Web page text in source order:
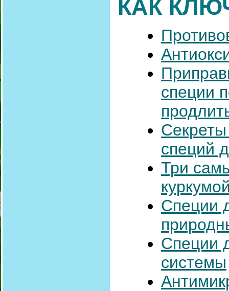
КАК
специи
специй
Три
Специи
Специи
системы